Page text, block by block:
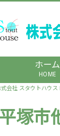
ホーム
HOME
会社 スタウトハウス
平塚市